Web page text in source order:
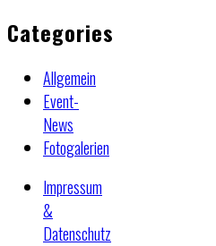
Categories
Allgemein
Event-
News
Fotogalerien
Impressum
&
Datenschutz